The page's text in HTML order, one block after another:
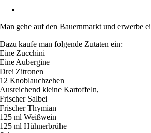
Man gehe auf den Bauernmarkt und erwerbe
Dazu kaufe man folgende Zutaten ein:
Eine Zucchini
Eine Aubergine
Drei Zitronen
12 Knoblauchzehen
Ausreichend kleine Kartoffeln,
Frischer Salbei
Frischer Thymian
125 ml Weißwein
125 ml Hühnerbrühe